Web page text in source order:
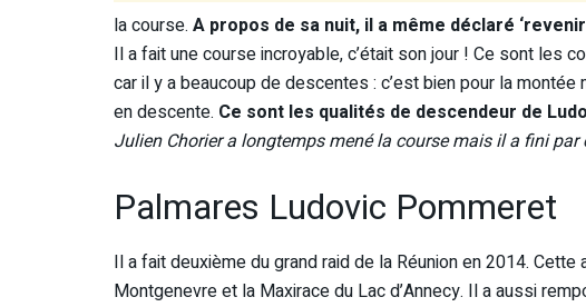
la course. A propos de sa nuit, il a même déclaré
Il a fait une course incroyable, c’était son jour ! Ce sont les
car il y a beaucoup de descentes : c’est bien pour la
en descente. Ce sont les qualités de descendeur de
Julien Chorier a longtemps mené la course mais il a fini par
Palmares Ludovic Pommeret
Il a fait deuxième du grand raid de la Réunion en 2014.
Montgenevre et la Maxirace du Lac d’Annecy. Il a aussi